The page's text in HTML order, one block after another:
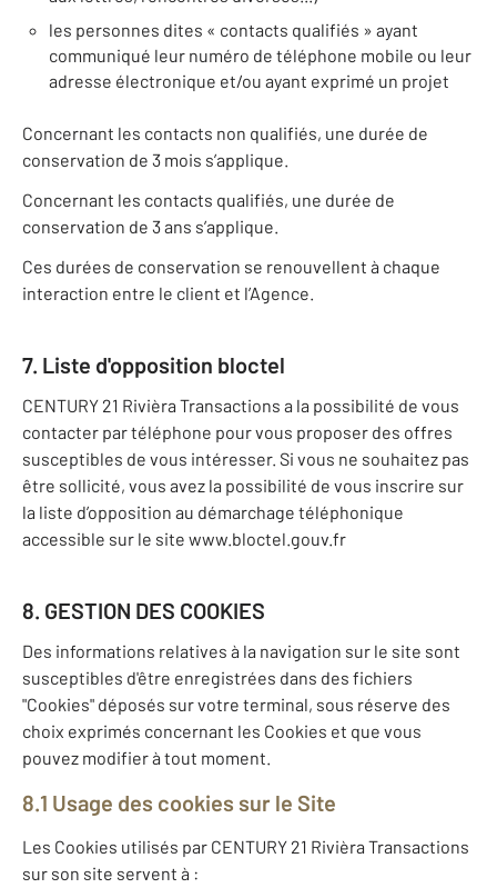
les personnes dites « contacts qualifiés » ayant
communiqué leur numéro de téléphone mobile ou leur
adresse électronique et/ou ayant exprimé un projet
Concernant les contacts non qualifiés, une durée de
conservation de 3 mois s’applique.
Concernant les contacts qualifiés, une durée de
conservation de 3 ans s’applique.
Ces durées de conservation se renouvellent à chaque
interaction entre le client et l’Agence.
7. Liste d'opposition bloctel
CENTURY 21 Rivièra Transactions a la possibilité de vous
contacter par téléphone pour vous proposer des offres
susceptibles de vous intéresser. Si vous ne souhaitez pas
être sollicité, vous avez la possibilité de vous inscrire sur
la liste d’opposition au démarchage téléphonique
accessible sur le site www.bloctel.gouv.fr
8. GESTION DES COOKIES
Des informations relatives à la navigation sur le site sont
susceptibles d'être enregistrées dans des fichiers
"Cookies" déposés sur votre terminal, sous réserve des
choix exprimés concernant les Cookies et que vous
pouvez modifier à tout moment.
8.1 Usage des cookies sur le Site
Les Cookies utilisés par CENTURY 21 Rivièra Transactions
sur son site servent à :